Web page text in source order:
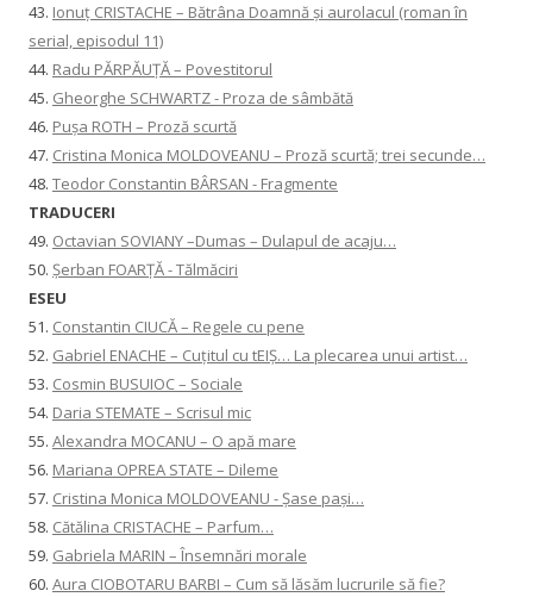
43. Ionuţ CRISTACHE – Bătrâna Doamnă și aurolacul (roman în
serial, episodul 11)
44. Radu PĂRPĂUȚĂ – Povestitorul
45. Gheorghe SCHWARTZ - Proza de sâmbătă
46. Pușa ROTH – Proză scurtă
47. Cristina Monica MOLDOVEANU – Proză scurtă; trei secunde…
48. Teodor Constantin BÂRSAN - Fragmente
TRADUCERI
49. Octavian SOVIANY –Dumas – Dulapul de acaju…
50. Șerban FOARȚĂ - Tălmăciri
ESEU
51. Constantin CIUCĂ – Regele cu pene
52. Gabriel ENACHE – Cuțitul cu tEIȘ… La plecarea unui artist…
53. Cosmin BUSUIOC – Sociale
54. Daria STEMATE – Scrisul mic
55. Alexandra MOCANU – O apă mare
56. Mariana OPREA STATE – Dileme
57. Cristina Monica MOLDOVEANU - Șase pași…
58. Cătălina CRISTACHE – Parfum…
59. Gabriela MARIN – Însemnări morale
60. Aura CIOBOTARU BARBI – Cum să lăsăm lucrurile să fie?